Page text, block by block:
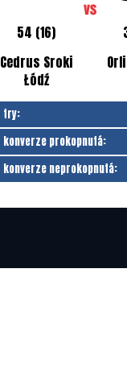
54 (16)
Cedrus Sroki
Łódź
try:
konverze prokopnutá:
konverze neprokopnutá: